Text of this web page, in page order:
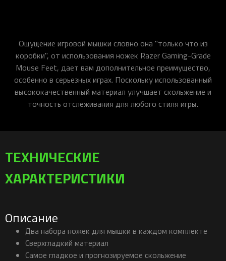
Ощущение игровой мышки словно она "только что из
коробки", от использования ножек Razer Gaming-Grade
Mouse Feet, дает вам дополнительное преимущество,
особенно в серьезных играх. Поскольку использованный
высококачественный материал улучшает скольжение и
точность отслеживания для любого стиля игры.
ТЕХНИЧЕСКИЕ
ХАРАКТЕРИСТИКИ
Описание
Два набора ножек для мышки в каждом комплекте
Сверхгладкий материал
Самое гладкое и прогнозируемое скольжение